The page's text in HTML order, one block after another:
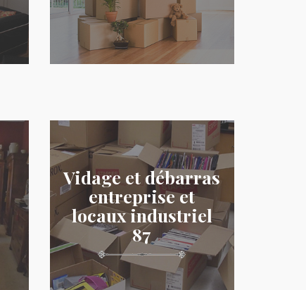
Vidage et débarras
entreprise et
locaux industriel
87